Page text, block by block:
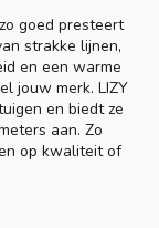
goed presteert
strakke lijnen,
en een warme
jouw merk. LIZY
en biedt ze
aan. Zo
op kwaliteit of